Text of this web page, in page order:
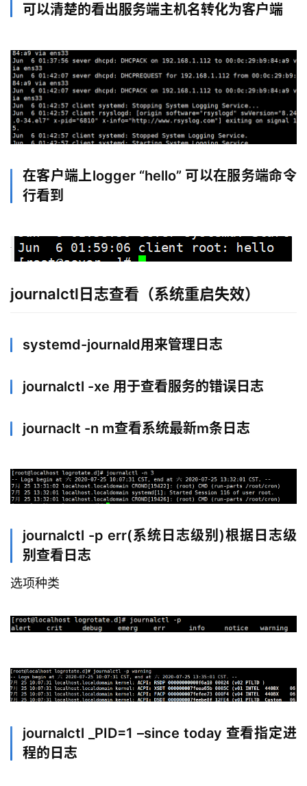
可以清楚的看出服务端主机名转化为客户端
在客户端上logger “hello” 可以在服务端命令
行看到
journalctl日志查看（系统重启失效）
systemd-journald用来管理日志
journalctl -xe 用于查看服务的错误日志
journaclt -n m查看系统最新m条日志
journalctl -p err(系统日志级别)根据日志级
别查看日志
选项种类
journalctl _PID=1 –since today 查看指定进
程的日志